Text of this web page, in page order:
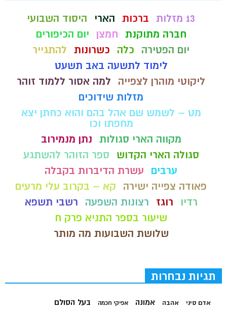
13 מזלות ברכות הארי
היסוד השבועי
חברה מתוקנת חמצן
יום הכיפורים
יום הפטירה
כלה כשרונות להתגייר
לימוד לתשעה באב תשעט
ליקוטי מוהרן לצפייה
למה אסור ללמוד זוהר
מזלות שידוכים
מט – לשמש שם אהל בהם והוא כחתן יצא
מחפתו וכו
מקווה הארי סגולות נתן מנמירוב
סגולה הארי הקדוש
ספר הזוהר להשתגע
ערבים
עשרת הדיברות בקבלה
פאודה צפייה ישירה
קא – בקרוב עלי מרעים
רדיו
רוגז רצונות השפעה
רשבי תשפא
שיעור בספר התניא פרק ח
שלושת השבועות מה מותר
תגיות נבחרות
אדם סיני אהבה אמונה אפיקי חכמה בעל הסולם